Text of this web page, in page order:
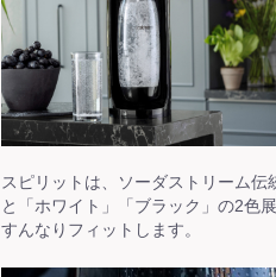
スピリットは、ソーダストリーム
と「ホワイト」「ブラック」の2色
すんなりフィットします。